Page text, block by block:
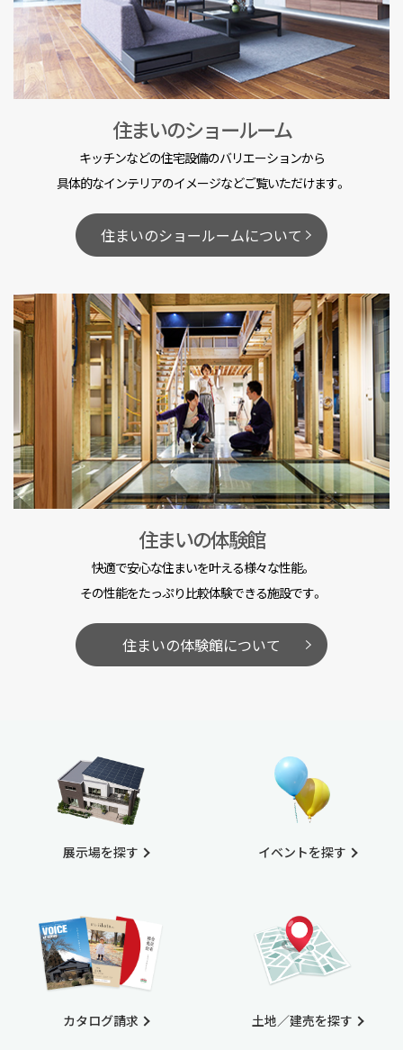
住まいのショールーム
キッチンなどの住宅設備のバリエーションから
具体的なインテリアのイメージなどご覧いただけます。
住まいのショールームについて
住まいの体験館
快適で安心な住まいを叶える様々な性能。
その性能をたっぷり比較体験できる施設です。
住まいの体験館について
展示場を探す
カタログ請求
イベントを探す
土地／建売を探す